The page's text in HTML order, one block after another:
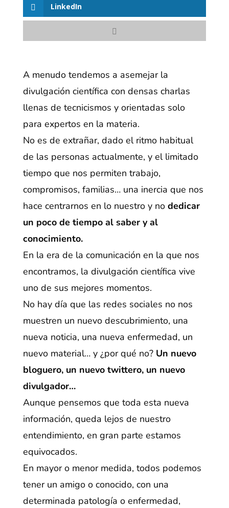
LinkedIn
A menudo tendemos a asemejar la
divulgación científica con densas charlas
llenas de tecnicismos y orientadas solo
para expertos en la materia.
No es de extrañar, dado el ritmo habitual
de las personas actualmente, y el limitado
tiempo que nos permiten trabajo,
compromisos, familias… una inercia que nos
hace centrarnos en lo nuestro y no dedicar
un poco de tiempo al saber y al
conocimiento.
En la era de la comunicación en la que nos
encontramos, la divulgación científica vive
uno de sus mejores momentos.
No hay día que las redes sociales no nos
muestren un nuevo descubrimiento, una
nueva noticia, una nueva enfermedad, un
nuevo material… y ¿por qué no? Un nuevo
bloguero, un nuevo twittero, un nuevo
divulgador…
Aunque pensemos que toda esta nueva
información, queda lejos de nuestro
entendimiento, en gran parte estamos
equivocados.
En mayor o menor medida, todos podemos
tener un amigo o conocido, con una
determinada patología o enfermedad,